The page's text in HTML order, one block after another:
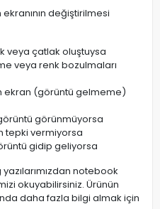
ekranının değiştirilmesi
veya çatlak oluştuysa
veya renk bozulmaları
ekran (görüntü gelmeme)
görünmüyorsa
tepki vermiyorsa
gidip geliyorsa
yazılarımızdan notebook
okuyabilirsiniz. Ürünün
daha fazla bilgi almak için